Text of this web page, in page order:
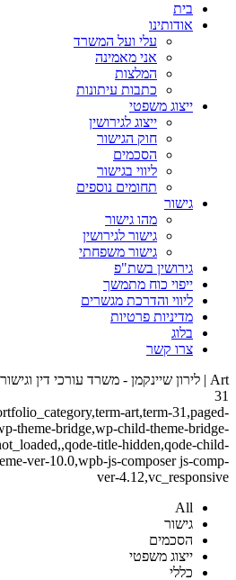
בית
אודותינו
עלי ועל המשרד
אני מאמינה
המלצות
כתבות עיתונות
ייצוג משפטי
ייצוג לגירושין
חוק הגישור
הסכמים
ליווי בגישור
תחומים נוספים
גישור
מהו גישור
גישור לגירושין
גישור משפחתי
גירושין בשת"פ
ייפוי כוח מתמשך
ליווי והדרכת מגשרים
מדיניות פרטיות
בלוג
צרו קשר
Art | לירון שיינקמן - משרד עורכי דין וגישור - Part 2
31
art,term-31,paged-
theme-bridge,wp-child-theme-bridge-
title-hidden,qode-child-
ver-10.0,wpb-js-composer js-comp-
ver-4.12,vc_responsive
All
גישור
הסכמים
ייצוג משפטי
כללי